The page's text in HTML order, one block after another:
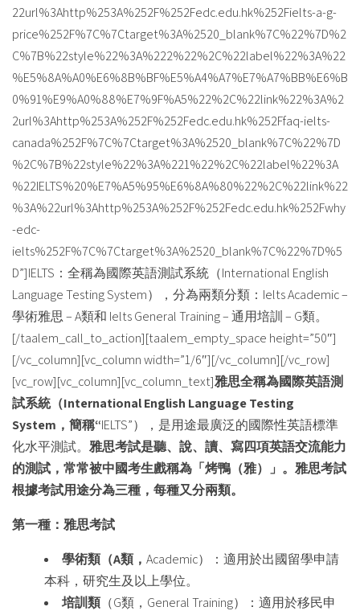
22url%3Ahttp%253A%252F%252Fedc.edu.hk%252Fielts-a-g-
price%252F%7C%7Ctarget%3A%2520_blank%7C%22%7D%2
C%7B%22style%22%3A%222%22%2C%22label%22%3A%22
%E5%8A%A0%E6%8B%BF%E5%A4%A7%E7%A7%BB%E6%B
0%91%E9%A0%88%E7%9F%A5%22%2C%22link%22%3A%2
2url%3Ahttp%253A%252F%252Fedc.edu.hk%252Ffaq-ielts-
canada%252F%7C%7Ctarget%3A%2520_blank%7C%22%7D
%2C%7B%22style%22%3A%221%22%2C%22label%22%3A
%22IELTS%20%E7%A5%95%E6%8A%80%22%2C%22link%22
%3A%22url%3Ahttp%253A%252F%252Fedc.edu.hk%252Fwhy
-edc-
ielts%252F%7C%7Ctarget%3A%2520_blank%7C%22%7D%5
D”]IELTS：全稱為國際英語測試系統（International English
Language Testing System），分為兩類分類：Ielts Academic –
學術雅思 – A類和 Ielts General Training – 通用培訓 – G類。
[/taalem_call_to_action][taalem_empty_space height=”50″]
[/vc_column][vc_column width=”1/6″][/vc_column][/vc_row]
[vc_row][vc_column][vc_column_text]雅思全稱為國際英語測
試系統（International English Language Testing
System ，簡稱“IELTS”），是用途最廣泛的國際性英語標準
化水平測試。 雅思考試是聽、說、讀、寫四項英語交流能力
的測試，常常被中國考生戲稱為「烤鴨（雅）」。雅思考試
根據考試用途分為三種，每種又分兩類。
第一種：雅思考試
學術類（A類， Academic）：適用於出國留學申請
本科，研究生及以上學位。
培訓類 （G類，General Training）：適用於移民申